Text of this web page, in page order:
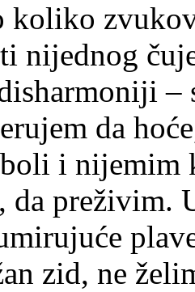
koliko
nijednog
da
boli i
da preživim.
zid, ne